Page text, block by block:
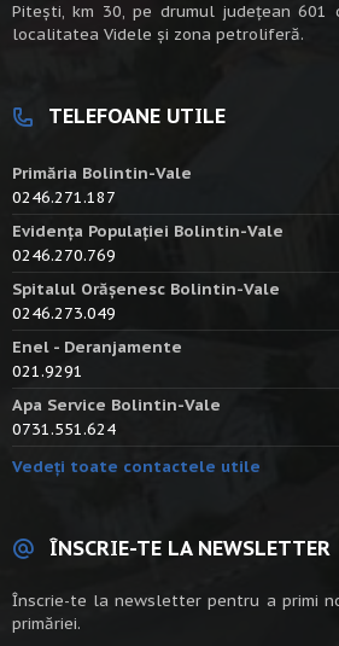
Piteşti, km 30, pe drumul judeţean 601
localitatea Videle şi zona petroliferă.
TELEFOANE UTILE
Primăria Bolintin-Vale
0246.271.187
Evidența Populației Bolintin-Vale
0246.270.769
Spitalul Orășenesc Bolintin-Vale
0246.273.049
Enel - Deranjamente
021.9291
Apa Service Bolintin-Vale
0731.551.624
Vedeți toate contactele utile
ÎNSCRIE-TE LA NEWSLETTER
Înscrie-te la newsletter pentru a primi
primăriei.